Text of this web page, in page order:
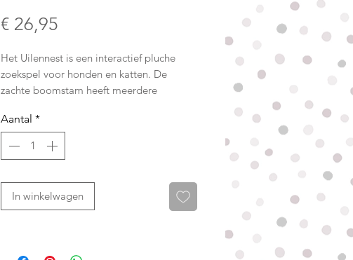
€ 26,95
Het Uilennest is een interactief pluche
zoekspel voor honden en katten. De
zachte boomstam heeft meerdere
verstoppen. Daarna mag je dier zelf op
onderzoek uit: snuffelen, zoeken, trekken
en ontdekken waar de uiltjes verstopt
Je kunt de uiltjes steeds op een andere
Aantal *
In winkelwagen